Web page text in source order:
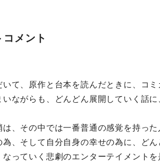
コメント
いて、原作と台本を読んだときに、コ
いながらも、どんどん展開していく話
、その中では一番普通の感覚を持った
為、そして自分自身の幸せの為に、ど
なっていく悲劇のエンターテイメント